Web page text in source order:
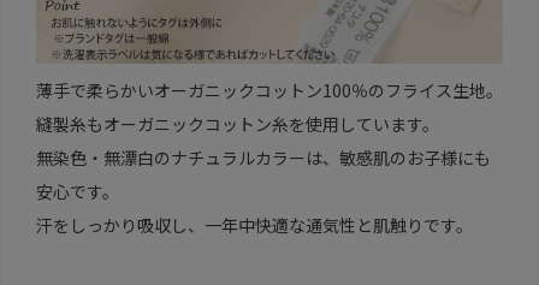
薄手で柔らかいオーガニックコットン100％のフライス生地。
縫製糸もオーガニックコットン糸を使用しています。
無染色・無漂白のナチュラルカラーは、敏感肌のお子様にも
安心です。
汗をしっかり吸収し、一年中快適な通気性と肌触りです。